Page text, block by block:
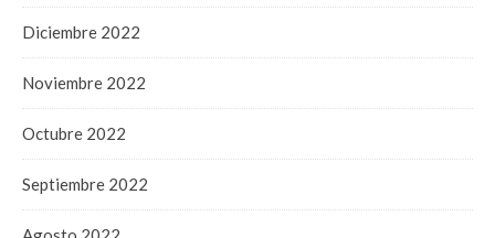
Diciembre 2022
Noviembre 2022
Octubre 2022
Septiembre 2022